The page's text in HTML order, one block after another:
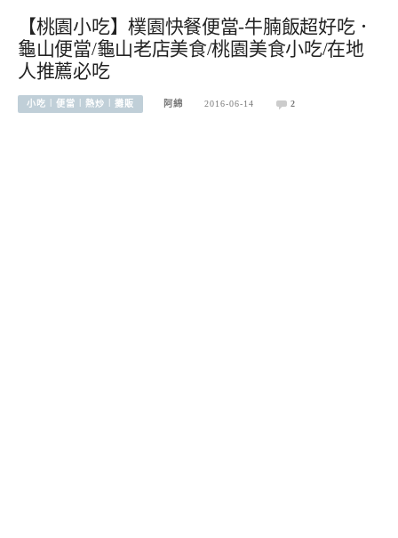
【桃園小吃】樸園快餐便當-牛腩飯超好吃．
龜山便當/龜山老店美食/桃園美食小吃/在地
人推薦必吃
小吃︱便當︱熱炒︱攤販 阿綿 2016-06-14 2